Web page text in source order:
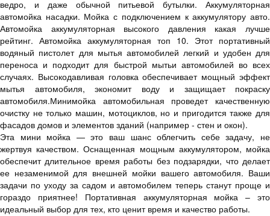
ведро, и даже обычной питьевой бутылки. Аккумуляторная
автомойка насадки. Мойка с подключением к аккумулятору авто.
Автомойка аккумуляторная высокого давления какая лучше
рейтинг. Автомойка аккумуляторная топ 10. Этот портативный
водяный пистолет для мытья автомобилей легкий и удобен для
переноса и подходит для быстрой мытьи автомобилей во всех
случаях. Высокодавливая головка обеспечивает мощный эффект
мытья автомобиля, экономит воду и защищает покраску
автомобиля.Минимойка автомобильная проведет качественную
очистку не только машин, мотоциклов, но и пригодится также для
фасадов домов и элементов зданий (например - стен и окон).
Эта мини мойка — это ваш шанс облегчить себе задачу, не
жертвуя качеством. Оснащенная мощным аккумулятором, мойка
обеспечит длительное время работы без подзарядки, что делает
ее незаменимой для внешней мойки вашего автомобиля. Ваши
задачи по уходу за садом и автомобилем теперь станут проще и
гораздо приятнее! Портативная аккумуляторная мойка – это
идеальный выбор для тех, кто ценит время и качество работы.